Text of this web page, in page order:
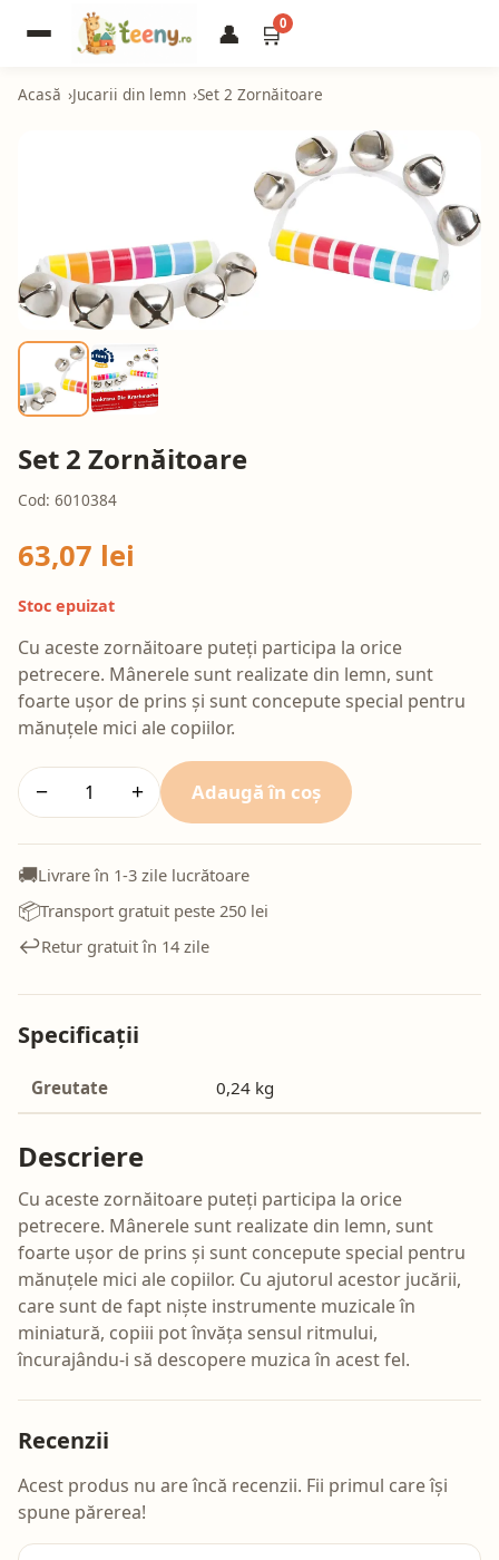
👤 🛒0
Acasă Jucarii din lemn Set 2 Zornăitoare
Set 2 Zornăitoare
Cod: 6010384
63,07 lei
Stoc epuizat
Cu aceste zornăitoare puteți participa la orice
petrecere. Mânerele sunt realizate din lemn, sunt
foarte ușor de prins și sunt concepute special pentru
mănuțele mici ale copiilor.
− + Adaugă în coș
🚚Livrare în 1-3 zile lucrătoare
📦Transport gratuit peste 250 lei
↩️Retur gratuit în 14 zile
Specificații
Greutate 0,24 kg
Descriere
Cu aceste zornăitoare puteți participa la orice
petrecere. Mânerele sunt realizate din lemn, sunt
foarte ușor de prins și sunt concepute special pentru
mănuțele mici ale copiilor. Cu ajutorul acestor jucării,
care sunt de fapt niște instrumente muzicale în
miniatură, copiii pot învăța sensul ritmului,
încurajându-i să descopere muzica în acest fel.
Recenzii
Acest produs nu are încă recenzii. Fii primul care își
spune părerea!